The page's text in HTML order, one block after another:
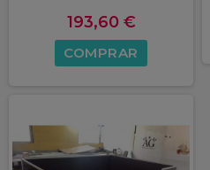
193,60 €
COMPRAR